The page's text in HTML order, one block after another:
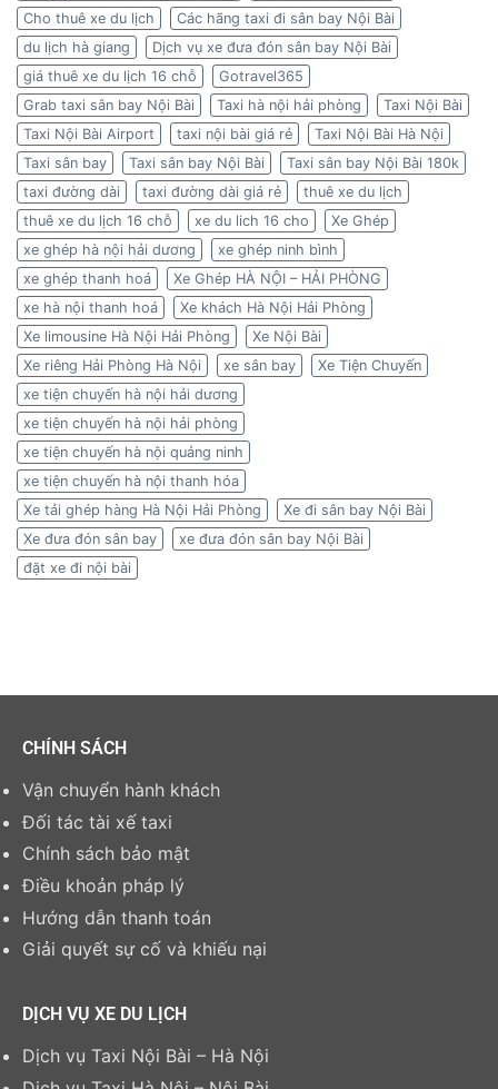
Cho thuê xe du lịch
Các hãng taxi đi sân bay Nội Bài
du lịch hà giang
Dịch vụ xe đưa đón sân bay Nội Bài
giá thuê xe du lịch 16 chỗ
Gotravel365
Grab taxi sân bay Nội Bài
Taxi hà nội hải phòng
Taxi Nội Bài
Taxi Nội Bài Airport
taxi nội bài giá rẻ
Taxi Nội Bài Hà Nội
Taxi sân bay
Taxi sân bay Nội Bài
Taxi sân bay Nội Bài 180k
taxi đường dài
taxi đường dài giá rẻ
thuê xe du lịch
thuê xe du lịch 16 chỗ
xe du lich 16 cho
Xe Ghép
xe ghép hà nội hải dương
xe ghép ninh bình
xe ghép thanh hoá
Xe Ghép HÀ NỘI – HẢI PHÒNG
xe hà nội thanh hoá
Xe khách Hà Nội Hải Phòng
Xe limousine Hà Nội Hải Phòng
Xe Nội Bài
Xe riêng Hải Phòng Hà Nội
xe sân bay
Xe Tiện Chuyến
xe tiện chuyến hà nội hải dương
xe tiện chuyến hà nội hải phòng
xe tiện chuyến hà nội quảng ninh
xe tiện chuyến hà nội thanh hóa
Xe tải ghép hàng Hà Nội Hải Phòng
Xe đi sân bay Nội Bài
Xe đưa đón sân bay
xe đưa đón sân bay Nội Bài
đặt xe đi nội bài
CHÍNH SÁCH
Vận chuyển hành khách
Đối tác tài xế taxi
Chính sách bảo mật
Điều khoản pháp lý
Hướng dẫn thanh toán
Giải quyết sự cố và khiếu nại
DỊCH VỤ XE DU LỊCH
Dịch vụ Taxi Nội Bài – Hà Nội